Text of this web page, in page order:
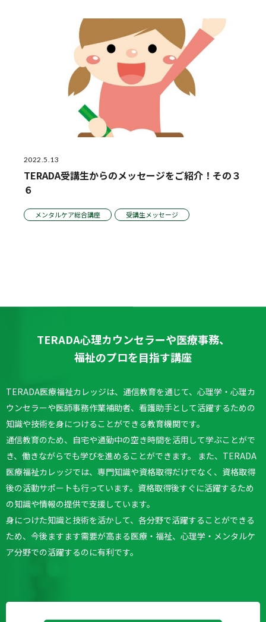
2022.5.13
TERADA受講生からのメッセージをご紹介！その３
６
メンタルケア総合講座 受講生メッセージ
TERADA心理カウンセラーや医療事務、
福祉のプロを目指す講座
TERADA医療福祉カレッジは、通信教育を通じて、心理学・心理カ
ウンセラーや医師事務作業補助者、看護助手として活躍するための
知識や技術を身につけることができる教育機関です。
通信教育のため、自宅や通勤中の空き時間を活用して学ぶことがで
き、働きながらでも学びを進めることができます。
また、TERADA
医療福祉カレッジでは、専門知識や資格取得だけでなく、資格取得
後の活動サポートも行っています。 資格取得後すぐに活躍するため
の知識や情報の提供で支援しています。
身につけた知識と技術を活かして、各分野で活躍することができる
ため、今後ますます需要が高まる医療・福祉、心理学・メンタルケ
ア分野での活躍するのに有利です。